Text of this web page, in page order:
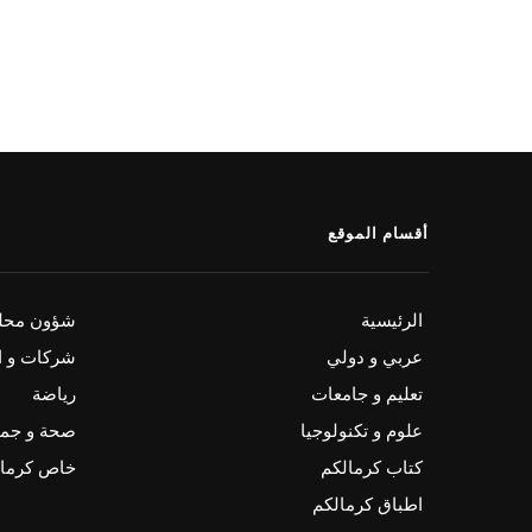
أقسام الموقع
الرئيسية
شؤون
عربي و دولي
شركات و
تعليم و جامعات
رياضة
علوم و تكنولوجيا
صحة و
كتاب كرمالكم
خاص
اطباق كرمالكم